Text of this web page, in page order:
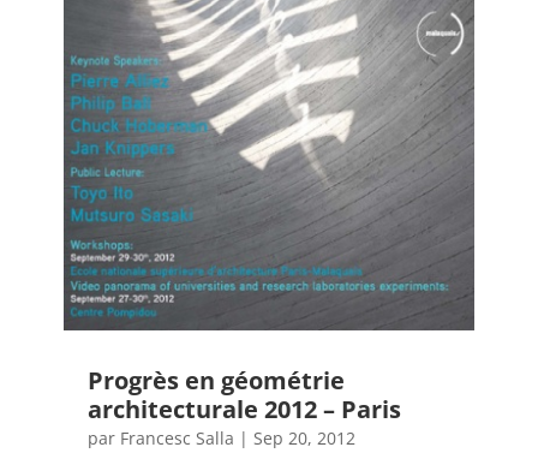
Progrès en géométrie
architecturale 2012 – Paris
par Francesc Salla |Sep 20, 2012